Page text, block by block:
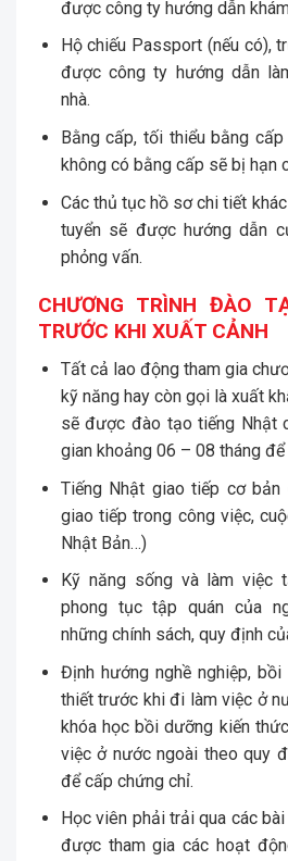
được công ty hướng dẫn
Hộ chiếu Passport (nếu có),
được công ty hướng dẫn
nhà.
Bằng cấp, tối thiểu bằng
không có bằng cấp sẽ bị hạn
Các thủ tục hồ sơ chi tiết
tuyển sẽ được hướng dẫn
phỏng vấn.
CHƯƠNG TRÌNH ĐÀO
TRƯỚC KHI XUẤT CẢNH
Tất cả lao động tham gia
kỹ năng hay còn gọi là xuất
sẽ được đào tạo tiếng Nhật
gian khoảng 06 – 08 tháng
Tiếng Nhật giao tiếp cơ bản
giao tiếp trong công việc,
Nhật Bản…)
Kỹ năng sống và làm việc
phong tục tập quán của
những chính sách, quy định
Định hướng nghề nghiệp,
thiết trước khi đi làm việc ở
khóa học bồi dưỡng kiến
việc ở nước ngoài theo quy
để cấp chứng chỉ.
Học viên phải trải qua các
được tham gia các hoạt